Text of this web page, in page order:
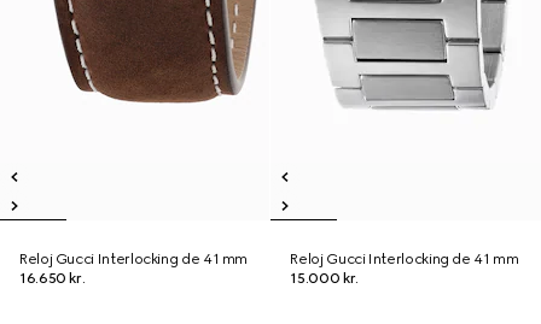
Reloj Gucci Interlocking de 41 mm
16.650 kr.
Reloj Gucci Interlocking de 41 mm
15.000 kr.